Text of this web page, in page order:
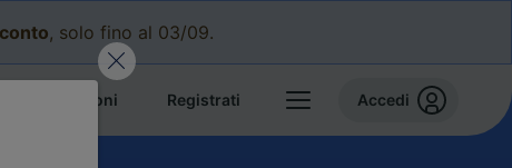
, solo fino al 03/09.
prenotazioni Registrati Accedi